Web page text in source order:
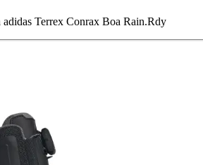
adidas Terrex Conrax Boa Rain.Rdy